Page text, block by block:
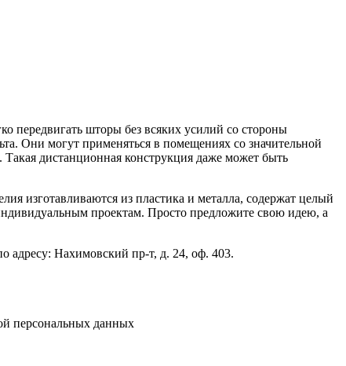
передвигать шторы без всяких усилий со стороны
Они могут применяться в помещениях со значительной
дистанционная конструкция даже может быть
изготавливаются из пластика и металла, содержат целый
проектам. Просто предложите свою идею, а
адресу: Нахимовский пр-т, д. 24, оф. 403.
персональных данных